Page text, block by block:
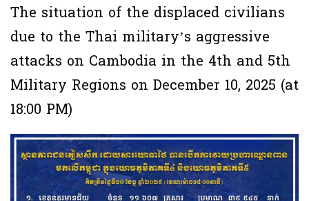
The situation of the displaced civilians
due to the Thai military’s aggressive
attacks on Cambodia in the 4th and 5th
Military Regions on December 10, 2025 (at
18:00 PM)